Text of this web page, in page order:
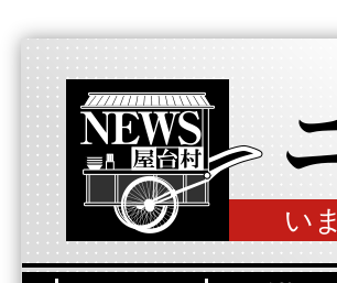
い